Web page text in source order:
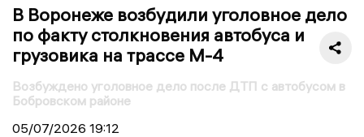
В Воронеже возбудили уголовное дело
по факту столкновения автобуса и
грузовика на трассе М-4
Возбуждено уголовное дело после ДТП с автобусом в
Бобровском районе
05/07/2026 19:12